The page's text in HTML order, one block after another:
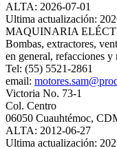
ALTA: 2026-07-01
Ultima actualización:
MAQUINARIA
Bombas, extractores,
en general, refacciones y
Tel: (55) 5521-2861
email:
Victoria No. 73-1
Col. Centro
06050 Cuauhtémoc,
ALTA: 2012-06-27
Ultima actualización: